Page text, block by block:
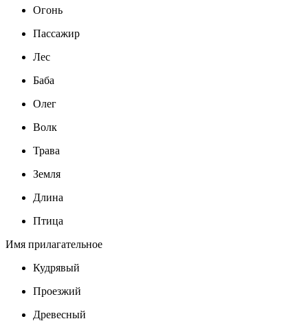
Огонь
Пассажир
Лес
Баба
Олег
Волк
Трава
Земля
Длина
Птица
Имя прилагательное
Кудрявый
Проезжий
Древесный